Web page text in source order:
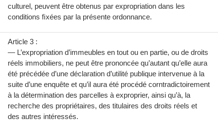
culturel, peuvent être obtenus par expropriation dans les
conditions ﬁxées par la présente ordonnance.
Article 3 :
— L’expropriation d’immeubles en tout ou en partie, ou de droits
réels immobiliers, ne peut être prononcée qu’autant qu’elle aura
été précédée d’une déclaration d’utilité publique intervenue à la
suite d’une enquête et qu’il aura été procédé corntradictoirement
à la détermination des parcelles à exproprier, ainsi qu’à, la
recherche des propriétaires, des titulaires des droits réels et
des autres intéressés.